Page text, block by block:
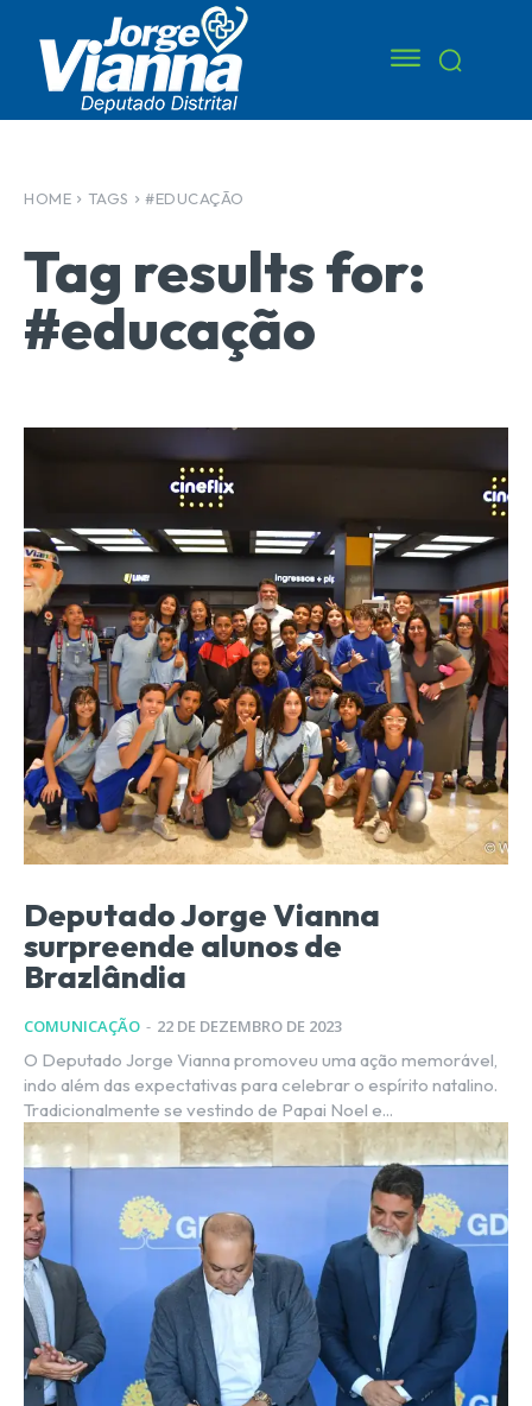
HOME TAGS #EDUCAÇÃO
Tag results for:
#educação
Deputado Jorge Vianna
surpreende alunos de
Brazlândia
COMUNICAÇÃO - 22 DE DEZEMBRO DE 2023
O Deputado Jorge Vianna promoveu uma ação memorável,
indo além das expectativas para celebrar o espírito natalino.
Tradicionalmente se vestindo de Papai Noel e...